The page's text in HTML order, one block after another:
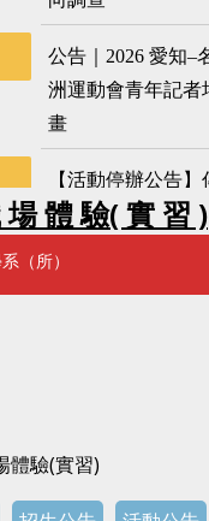
場 體 驗( 實 習 )